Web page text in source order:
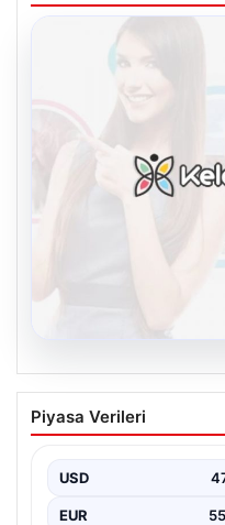
Kelebek.Org İle
Sertifikalı Adresi
oluşturması büyük bir
Güncel olarak…
Piyasa Verileri
USD
EUR